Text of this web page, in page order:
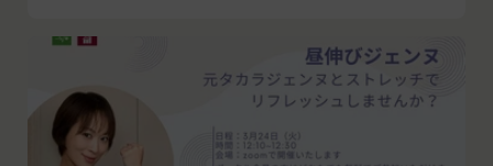
バに、当社サイト内におけるお客様の行動履歴(ア
クセスしたURL、コンテンツ、参照順序等)や、年
齢や性別、職業、居住地域、位置情報等個人が特定
できない属性情報(それらの組み合わせによっても
個人が特定できないもの)を取得することがありま
会員の明示の承諾を得ることなく、本規約を変更す
ることができるものとします。
前項による本規約の変更をするときは、その効力発
生日を定め、かつ、本規約を変更する旨及び変更後